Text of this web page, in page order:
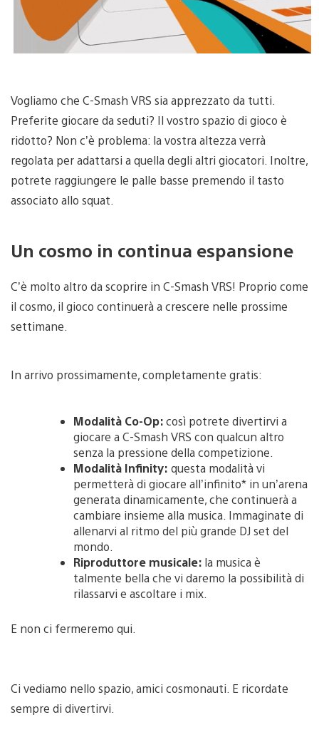
Vogliamo che C-Smash VRS sia apprezzato da tutti.
Preferite giocare da seduti? Il vostro spazio di gioco è
ridotto? Non c’è problema: la vostra altezza verrà
regolata per adattarsi a quella degli altri giocatori. Inoltre,
potrete raggiungere le palle basse premendo il tasto
associato allo squat.
Un cosmo in continua espansione
C’è molto altro da scoprire in C-Smash VRS! Proprio come
il cosmo, il gioco continuerà a crescere nelle prossime
settimane.
In arrivo prossimamente, completamente gratis:
Modalità Co-Op:così potrete divertirvi a
giocare a C-Smash VRS con qualcun altro
senza la pressione della competizione.
Modalità Infinity: questa modalità vi
permetterà di giocare all’infinito* in un’arena
generata dinamicamente, che continuerà a
cambiare insieme alla musica. Immaginate di
allenarvi al ritmo del più grande DJ set del
mondo.
Riproduttore musicale: la musica è
talmente bella che vi daremo la possibilità di
rilassarvi e ascoltare i mix.
E non ci fermeremo qui.
Ci vediamo nello spazio, amici cosmonauti. E ricordate
sempre di divertirvi.